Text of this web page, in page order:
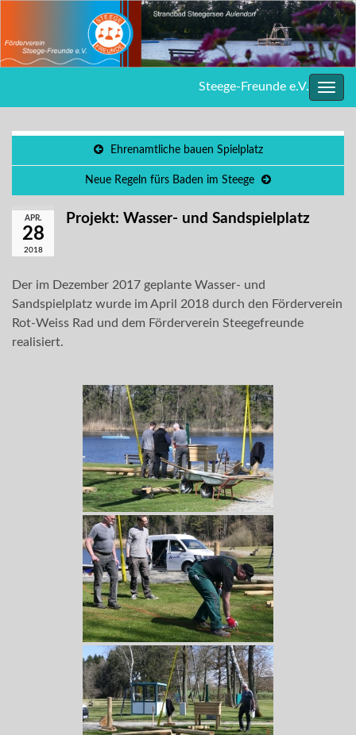
Steege-Freunde e.V.
Ehrenamtliche bauen Spielplatz
Neue Regeln fürs Baden im Steege
APR.
28
2018
Projekt: Wasser- und Sandspielplatz
Der im Dezember 2017 geplante Wasser- und
Sandspielplatz wurde im April 2018 durch den Förderverein
Rot-Weiss Rad und dem Förderverein Steegefreunde
realisiert.